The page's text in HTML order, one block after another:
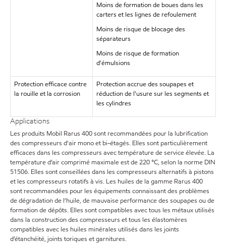
Moins de formation de boues dans les
carters et les lignes de refoulement
Moins de risque de blocage des
séparateurs
Moins de risque de formation
d'émulsions
Protection efficace contre
la rouille et la corrosion
Protection accrue des soupapes et
réduction de l'usure sur les segments et
les cylindres
Applications
Les produits Mobil Rarus 400 sont recommandées pour la lubrification
des compresseurs d'air mono et bi-étagés. Elles sont particulièrement
efficaces dans les compresseurs avec température de service élevée. La
température d’air comprimé maximale est de 220 °C, selon la norme DIN
51506. Elles sont conseillées dans les compresseurs alternatifs à pistons
et les compresseurs rotatifs à vis. Les huiles de la gamme Rarus 400
sont recommandées pour les équipements connaissant des problèmes
de dégradation de l’huile, de mauvaise performance des soupapes ou de
formation de dépôts. Elles sont compatibles avec tous les métaux utilisés
dans la construction des compresseurs et tous les élastomères
compatibles avec les huiles minérales utilisés dans les joints
d’étanchéité, joints toriques et garnitures.